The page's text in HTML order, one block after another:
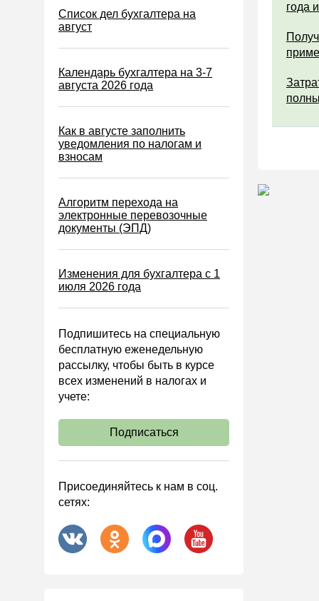
Налог на игорный бизнес
Акцизы
Возврат и зачет налогов
Налоговые проверки
Ответственность
Статистика
Онлайн-кассы ККТ ККМ
Управленческий учет
Анализ хозяйственной
Охрана труда и аттестация
Охрана труда
Налоговое планирование
Финансовый контроль
Договоры
ООО
АО
Госзакупки
Список дел бухгалтера на
август
Календарь бухгалтера на 3-7
августа 2026 года
Как в августе заполнить
уведомления по налогам и
взносам
Алгоритм перехода на
электронные перевозочные
документы (ЭПД)
Изменения для бухгалтера с 1
июля 2026 года
Подпишитесь на специальную
бесплатную еженедельную
рассылку, чтобы быть в курсе
всех изменений в налогах и
учете:
Подписаться
Присоединяйтесь к нам в соц.
сетях:
года